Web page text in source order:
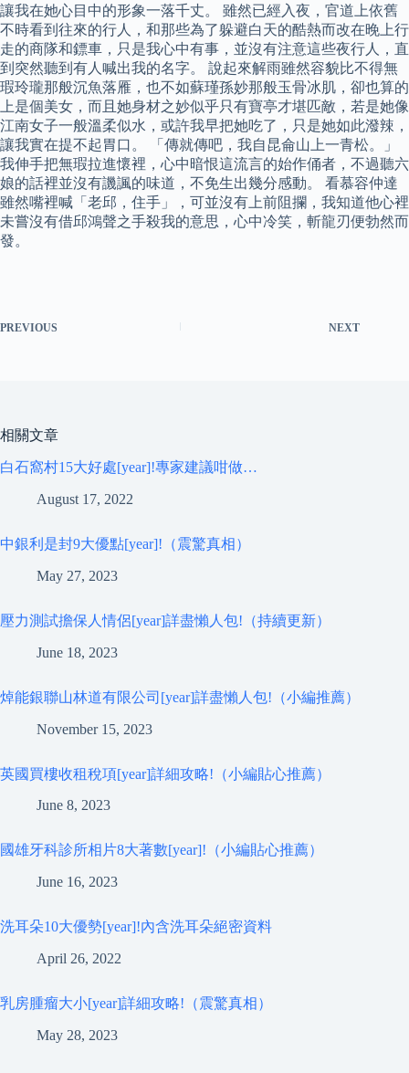
讓我在她心目中的形象一落千丈。 雖然已經入夜，官道上依舊
不時看到往來的行人，和那些為了躲避白天的酷熱而改在晚上行
走的商隊和鏢車，只是我心中有事，並沒有注意這些夜行人，直
到突然聽到有人喊出我的名字。 說起來解雨雖然容貌比不得無
瑕玲瓏那般沉魚落雁，也不如蘇瑾孫妙那般玉骨冰肌，卻也算的
上是個美女，而且她身材之妙似乎只有寶亭才堪匹敵，若是她像
江南女子一般溫柔似水，或許我早把她吃了，只是她如此潑辣，
讓我實在提不起胃口。 「傳就傳吧，我自昆侖山上一青松。」
我伸手把無瑕拉進懷裡，心中暗恨這流言的始作俑者，不過聽六
娘的話裡並沒有譏諷的味道，不免生出幾分感動。 看慕容仲達
雖然嘴裡喊「老邱，住手」，可並沒有上前阻攔，我知道他心裡
未嘗沒有借邱鴻聲之手殺我的意思，心中冷笑，斬龍刃便勃然而
發。
PREVIOUS NEXT
相關文章
白石窩村15大好處[year]!專家建議咁做…
August 17, 2022
中銀利是封9大優點[year]!（震驚真相）
May 27, 2023
壓力測試擔保人情侶[year]詳盡懶人包!（持續更新）
June 18, 2023
焯能銀聯山林道有限公司[year]詳盡懶人包!（小編推薦）
November 15, 2023
英國買樓收租稅項[year]詳細攻略!（小編貼心推薦）
June 8, 2023
國雄牙科診所相片8大著數[year]!（小編貼心推薦）
June 16, 2023
洗耳朵10大優勢[year]!內含洗耳朵絕密資料
April 26, 2022
乳房腫瘤大小[year]詳細攻略!（震驚真相）
May 28, 2023